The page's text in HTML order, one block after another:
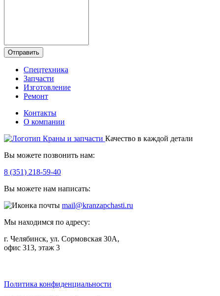
Отправить
Спецтехника
Запчасти
Изготовление
Ремонт
Контакты
О компании
Качество в каждой детали
Вы можете позвонить нам:
8 (351) 218-59-40
Вы можете нам написать:
mail@kranzapchasti.ru
Мы находимся по адресу:
г. Челябинск, ул. Сормовская 30А,
офис 313, этаж 3
Политика конфиденциальности